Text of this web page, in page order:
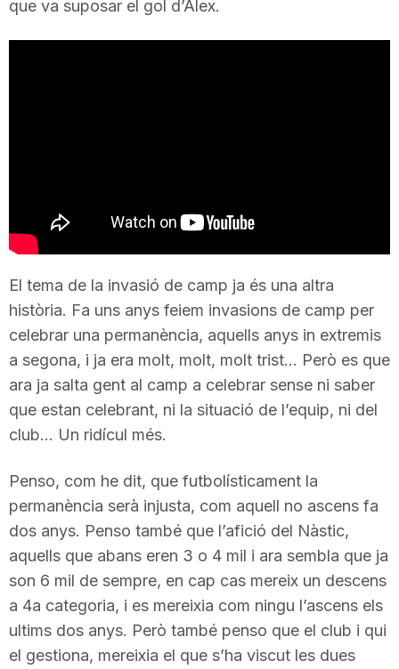
r
r
a
g
o
n
que va suposar el gol d’Álex.
El tema de la invasió de camp ja és una altra
història. Fa uns anys feiem invasions de camp per
celebrar una permanència, aquells anys in extremis
a segona, i ja era molt, molt, molt trist… Però es que
ara ja salta gent al camp a celebrar sense ni saber
que estan celebrant, ni la situació de l’equip, ni del
club… Un ridícul més.
Penso, com he dit, que futbolísticament la
permanència serà injusta, com aquell no ascens fa
dos anys. Penso també que l’afició del Nàstic,
aquells que abans eren 3 o 4 mil i ara sembla que ja
son 6 mil de sempre, en cap cas mereix un descens
a 4a categoria, i es mereixia com ningu l’ascens els
ultims dos anys. Però també penso que el club i qui
el gestiona, mereixia el que s’ha viscut les dues